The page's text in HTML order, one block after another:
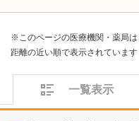
※このページの医療機関・薬局は
距離の近い順で表示されています
一覧表示